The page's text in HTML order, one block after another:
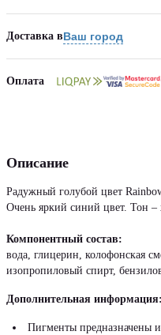
Доставка вВаш город
Оплата
Описание
Радужный голубой цвет
Очень яркий синий цвет. Тон –
Компонентный состав:
вода, глицерин, колофонская
изопропиловый спирт,
Дополнительная информация:
Пигменты предназначены